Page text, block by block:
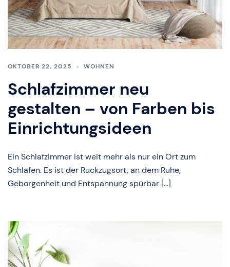
OKTOBER 22, 2025 WOHNEN
Schlafzimmer neu
gestalten – von Farben bis
Einrichtungsideen
Ein Schlafzimmer ist weit mehr als nur ein Ort zum
Schlafen. Es ist der Rückzugsort, an dem Ruhe,
Geborgenheit und Entspannung spürbar […]